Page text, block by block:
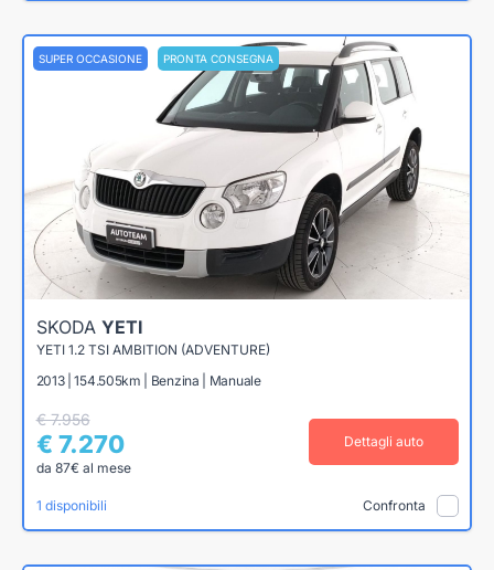
SUPER OCCASIONE PRONTA CONSEGNA
SKODA YETI
YETI 1.2 TSI AMBITION (ADVENTURE)
2013 | 154.505km | Benzina | Manuale
€ 7.956
€ 7.270
da 87€ al mese
Dettagli auto
1 disponibili Confronta